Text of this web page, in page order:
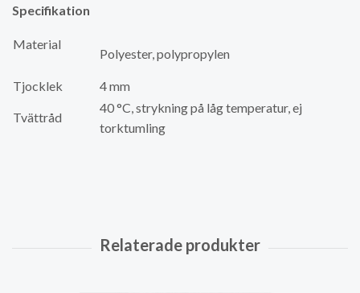
Specifikation
Material
Polyester, polypropylen
Tjocklek 4 mm
Tvättråd
40 °C, strykning på låg temperatur, ej
torktumling